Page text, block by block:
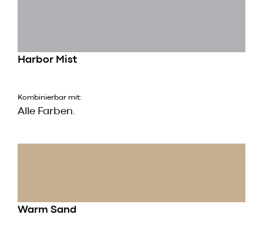
Harbor Mist
Kombinierbar mit:
Alle Farben.
Warm Sand